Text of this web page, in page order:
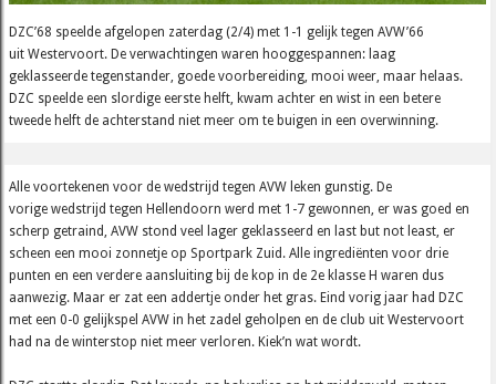
DZC’68 speelde afgelopen zaterdag (2/4) met 1-1 gelijk tegen AVW’66
uit Westervoort. De verwachtingen waren hooggespannen: laag
geklasseerde tegenstander, goede voorbereiding, mooi weer, maar helaas.
DZC speelde een slordige eerste helft, kwam achter en wist in een betere
tweede helft de achterstand niet meer om te buigen in een overwinning.
Alle voortekenen voor de wedstrijd tegen AVW leken gunstig. De
vorige wedstrijd tegen Hellendoorn werd met 1-7 gewonnen, er was goed en
scherp getraind, AVW stond veel lager geklasseerd en last but not least, er
scheen een mooi zonnetje op Sportpark Zuid. Alle ingrediënten voor drie
punten en een verdere aansluiting bij de kop in de 2e klasse H waren dus
aanwezig. Maar er zat een addertje onder het gras. Eind vorig jaar had DZC
met een 0-0 gelijkspel AVW in het zadel geholpen en de club uit Westervoort
had na de winterstop niet meer verloren. Kiek’n wat wordt.